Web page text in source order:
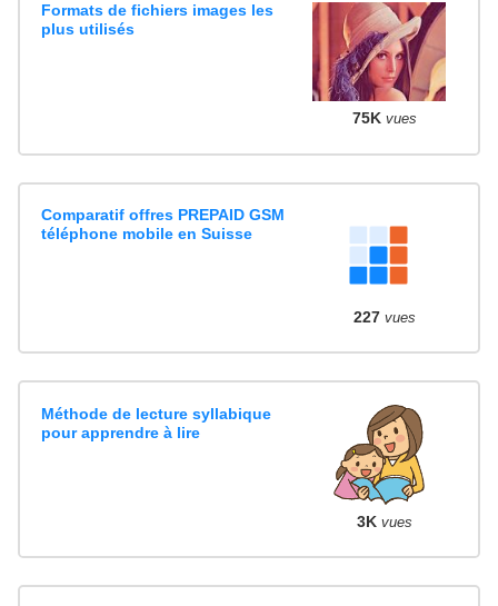
Formats de fichiers images les
plus utilisés
75K vues
Comparatif offres PREPAID GSM
téléphone mobile en Suisse
227 vues
Méthode de lecture syllabique
pour apprendre à lire
3K vues